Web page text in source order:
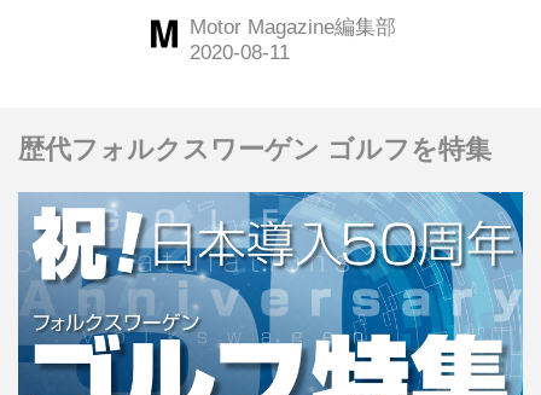
世に送り出した。一見エンジン車の
GLCと同じに見えるボディに秘められ
Motor Magazine編集部
歴代フォルクスワーゲン ゴルフを特集